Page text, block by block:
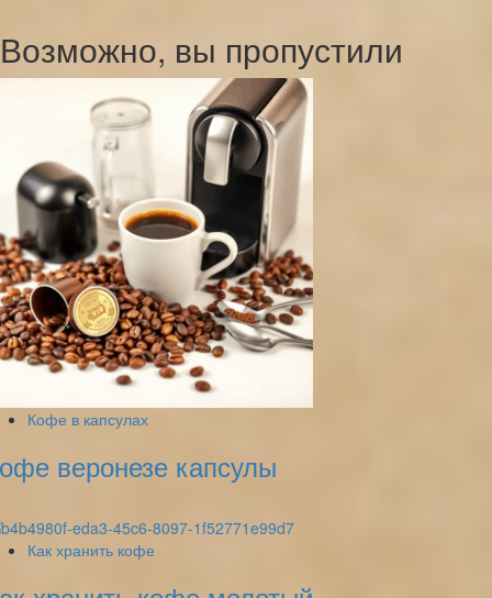
Возможно, вы пропустили
Кофе в капсулах
веронезе капсулы
Как хранить кофе